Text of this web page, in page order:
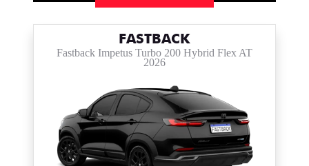
FASTBACK
Fastback Impetus Turbo 200 Hybrid Flex AT
2026